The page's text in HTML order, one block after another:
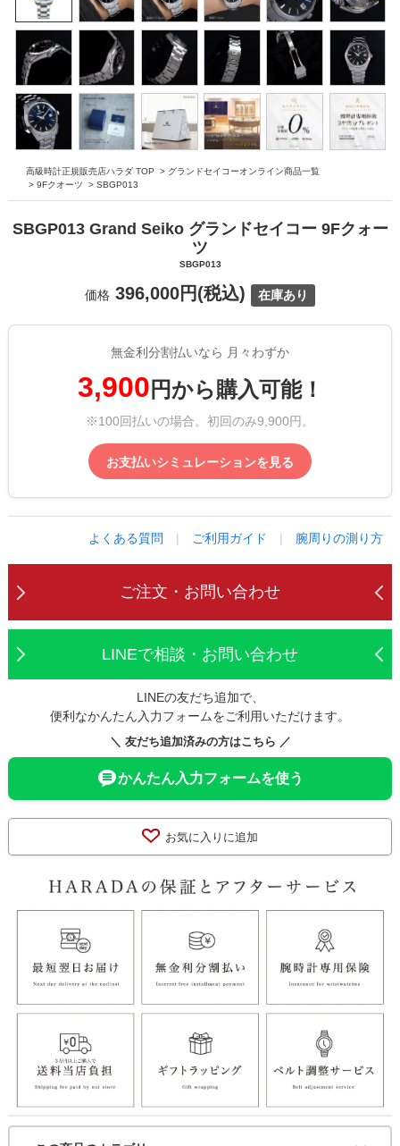
高級時計正規販売店ハラダ TOP > グランドセイコーオンライン商品一覧
> 9Fクオーツ > SBGP013
SBGP013 Grand Seiko グランドセイコー 9Fクォー
ツ
SBGP013
価格 396,000円(税込) 在庫あり
無金利分割払いなら 月々わずか
3,900 円から購入可能！
※100回払いの場合。初回のみ9,900円。
お支払いシミュレーションを見る
よくある質問 | ご利用ガイド | 腕周りの測り方
ご注文・お問い合わせ
LINEで相談・お問い合わせ
LINEの友だち追加で、
便利なかんたん入力フォームをご利用いただけます。
＼ 友だち追加済みの方はこちら ／
かんたん入力フォームを使う
お気に入りに追加